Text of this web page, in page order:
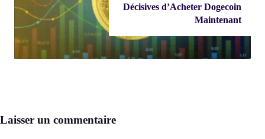
Décisives d’Acheter Dogecoin
Maintenant
Laisser un commentaire